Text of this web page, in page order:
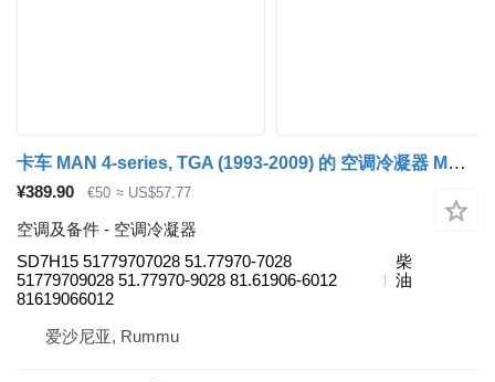
卡车 MAN 4-series, TGA (1993-2009) 的 空调冷凝器 MAN TGA 18.440 (01.00-) SD7H15
¥389.90 €50 ≈ US$57.77
空调及备件 - 空调冷凝器
SD7H15 51779707028 51.77970-7028
51779709028 51.77970-9028 81.61906-6012
81619066012
柴
油
爱沙尼亚, Rummu